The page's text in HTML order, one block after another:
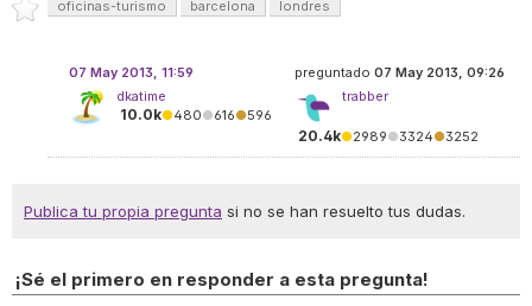
oficinas-turismo barcelona londres
preguntado 07 May 2013, 09:26
trabber
20.4k●2989●3324●3252
07 May 2013, 11:59
dkatime
10.0k●480●616●596
Publica tu propia pregunta si no se han resuelto tus dudas.
¡Sé el primero en responder a esta pregunta!